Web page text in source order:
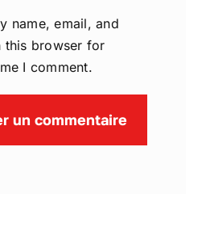
name, email, and
this browser for
I comment.